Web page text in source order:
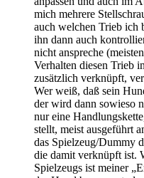
mich mehrere
auch welchen Trieb ich
ihn dann auch
nicht anspreche
Verhalten diesen Trieb
zusätzlich verknüpft,
Wer weiß, daß sein
der wird dann sowieso
nur eine
stellt, meist ausgeführt
das Spielzeug/Dummy
die damit verknüpft ist.
Spielzeugs ist meiner